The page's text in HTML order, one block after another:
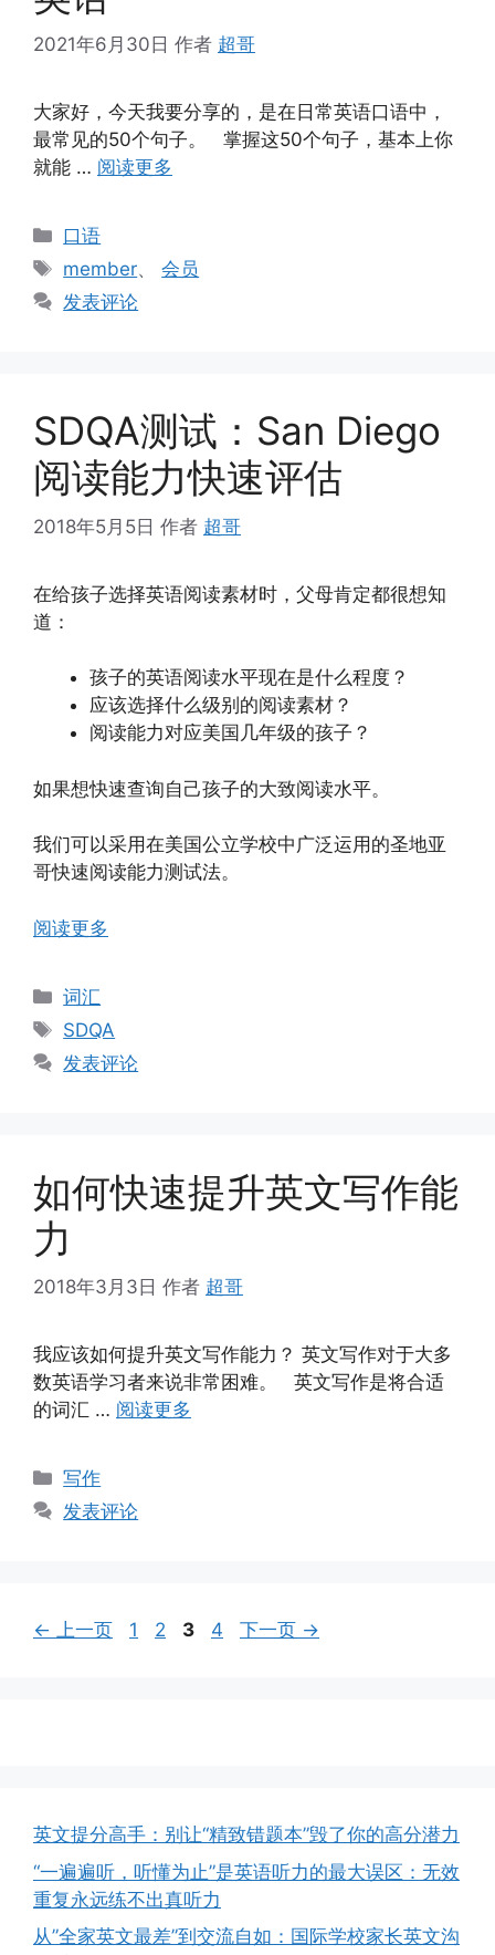
2021年6月30日 作者 超哥
大家好，今天我要分享的，是在日常英语口语中，
最常见的50个句子。 掌握这50个句子，基本上你
就能 … 阅读更多
分
类
口语
标
签
member、会员
发表评论
SDQA测试：San Diego
阅读能力快速评估
2018年5月5日 作者 超哥
在给孩子选择英语阅读素材时，父母肯定都很想知
道：
孩子的英语阅读水平现在是什么程度？
应该选择什么级别的阅读素材？
阅读能力对应美国几年级的孩子？
如果想快速查询自己孩子的大致阅读水平。
我们可以采用在美国公立学校中广泛运用的圣地亚
哥快速阅读能力测试法。
阅读更多
分
类
词汇
标
签
SDQA
发表评论
如何快速提升英文写作能
力
2018年3月3日 作者 超哥
我应该如何提升英文写作能力？ 英文写作对于大多
数英语学习者来说非常困难。 英文写作是将合适
的词汇 … 阅读更多
分
类
写作
发表评论
← 上一页
页
1
页
2
页
3
页
4 下一页 →
英文提分高手：别让“精致错题本”毁了你的高分潜力
“一遍遍听，听懂为止”是英语听力的最大误区：无效
重复永远练不出真听力
从”全家英文最差”到交流自如：国际学校家长英文沟